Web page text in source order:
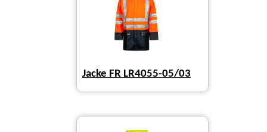
Jacke FR LR4055-05/03